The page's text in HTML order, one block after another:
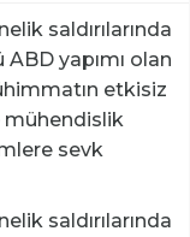
saldırılarında
yapımı olan
etkisiz
mühendislik
sevk
saldırılarında